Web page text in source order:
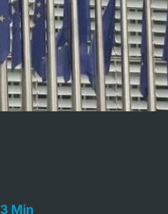
3 Min